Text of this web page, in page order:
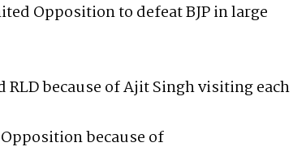
Opposition to defeat BJP in large
because of Ajit Singh visiting each
because of